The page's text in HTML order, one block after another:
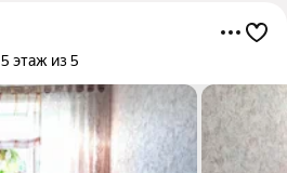
5 этаж из 5